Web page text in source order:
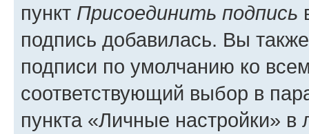
пункт Присоединить подпись
подпись добавилась. Вы
подписи по умолчанию ко
соответствующий выбор в
пункта «Личные настройки»